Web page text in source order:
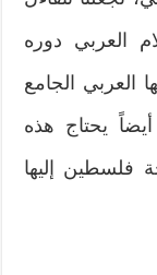
العربي دوره
العربي الجامع
يحتاج هذه
فلسطين إليها